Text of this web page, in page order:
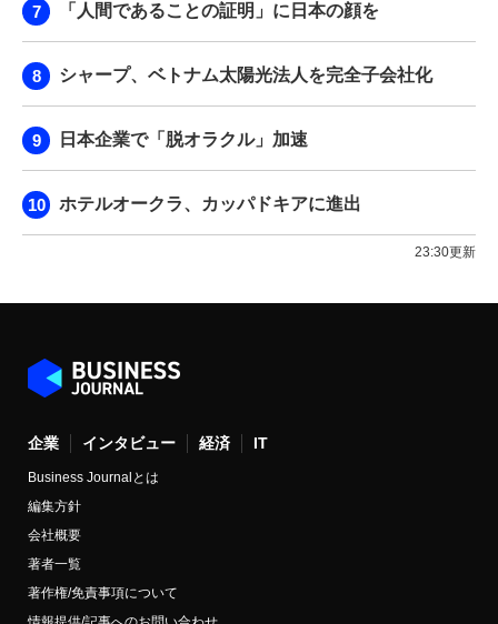
「人間であることの証明」に日本の顔を
シャープ、ベトナム太陽光法人を完全子会社化
日本企業で「脱オラクル」加速
ホテルオークラ、カッパドキアに進出
23:30更新
企業 インタビュー 経済 IT
Business Journalとは
編集方針
会社概要
著者一覧
著作権/免責事項について